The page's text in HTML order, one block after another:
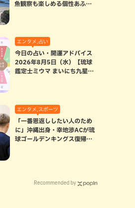
魚観察も楽しめる個性あふれ
エンタメ,占い
今日の占い・開運アドバイス
2026年8月5日（水）【琉球
鑑定士ミウマ まいにち九星気
エンタメ,スポーツ
「一番恩返ししたい人のため
に」沖縄出身・幸地渉ACが琉
球ゴールデンキングス復帰。
Recommended by